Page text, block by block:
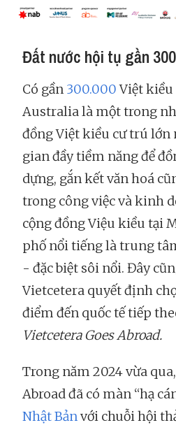
Đất nước hội tụ gần
Có gần 300.000Việt kiều
Australia là một trong
đồng Việt kiều cư trú lớn
gian đầy tiềm năng để
dựng, gắn kết văn hoá
trong công việc và kinh
cộng đồng Việu kiều tại
phố nổi tiếng là trung
- đặc biệt sôi nổi. Đây
Vietcetera quyết định
điểm đến quốc tế tiếp
Vietcetera Goes Abroad.
Trong năm 2024 vừa
Abroad đã có màn “hạ
Nhật Bảnvới chuỗi hội